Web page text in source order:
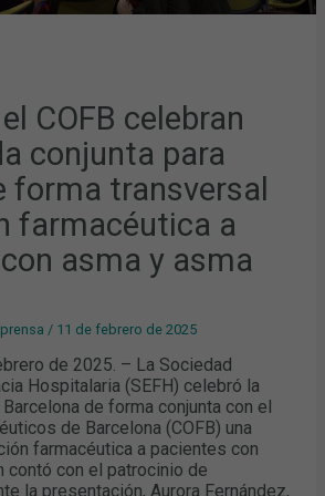
COFB celebran
conjunta para
forma transversal
farmacéutica a
asma y asma
/ 11 de febrero de 2025
de 2025. – La Sociedad
Hospitalaria (SEFH) celebró la
de forma conjunta con el
de Barcelona (COFB) una
farmacéutica a pacientes con
contó con el patrocinio de
la presentación, Aurora Fernández,